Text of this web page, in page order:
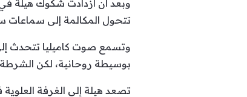
وبعد أن ازدادت شكوك هيلة في
تتحول المكالمة إلى سماعات
وتسمع صوت كاميليا تتحدث إلى
بوسيطة روحانية، لكن
تصعد هيلة إلى الغرفة